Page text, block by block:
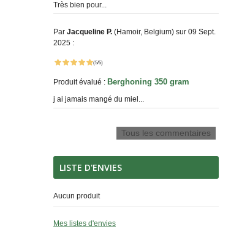
Très bien pour...
Par Jacqueline P. (Hamoir, Belgium) sur 09 Sept.
2025 :
(5/5)
Produit évalué : Berghoning 350 gram
j ai jamais mangé du miel...
Tous les commentaires
LISTE D'ENVIES
Aucun produit
Mes listes d'envies